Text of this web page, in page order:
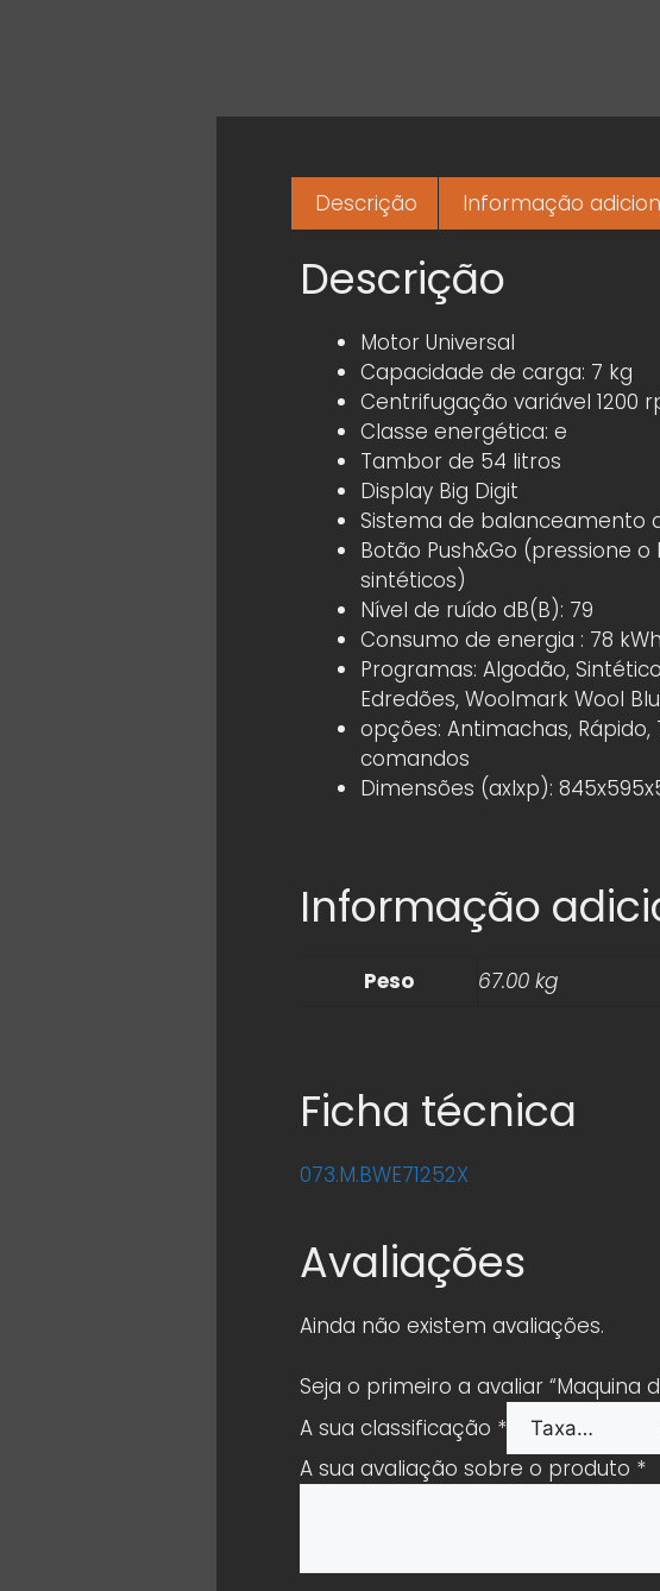
Descrição Informação
Descrição
Motor Universal
Capacidade de carga: 7 kg
Centrifugação variável 1200
Classe energética: e
Tambor de 54 litros
Display Big Digit
Sistema de balanceamento
Botão Push&Go (pressione
sintéticos)
Nível de ruído dB(B): 79
Consumo de energia : 78
Programas: Algodão,
Edredões, Woolmark Wool
opções: Antimachas,
comandos
Dimensões (axlxp):
Informação
Peso 67.00 kg
Ficha técnica
073.M.BWE71252X
Avaliações
Ainda não existem avaliações.
Seja o primeiro a avaliar “Maquina
A sua classificação *
A sua avaliação sobre o produto *